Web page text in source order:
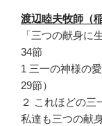
渡辺睦夫牧師（
「三つの献身
34節
1 三一の神様の
29節）
２ これほどの三
私達も三つの献